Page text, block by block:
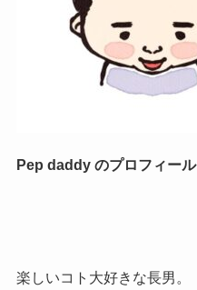
Pep daddy のプロフィール
楽しいコト大好きな長男。